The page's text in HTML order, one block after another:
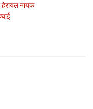
हेरायल नायक